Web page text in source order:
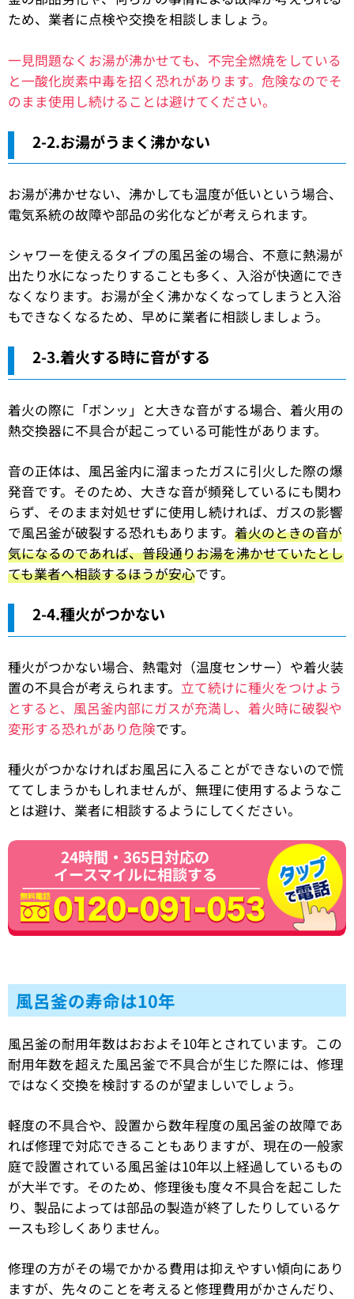
ため、業者に点検や交換を相談しましょう。
一見問題なくお湯が沸かせても、不完全燃焼をしている
と一酸化炭素中毒を招く恐れがあります。危険なのでそ
のまま使用し続けることは避けてください。
2-2.お湯がうまく沸かない
お湯が沸かせない、沸かしても温度が低いという場合、
電気系統の故障や部品の劣化などが考えられます。
シャワーを使えるタイプの風呂釜の場合、不意に熱湯が
出たり水になったりすることも多く、入浴が快適にでき
なくなります。お湯が全く沸かなくなってしまうと入浴
もできなくなるため、早めに業者に相談しましょう。
2-3.着火する時に音がする
着火の際に「ボンッ」と大きな音がする場合、着火用の
熱交換器に不具合が起こっている可能性があります。
音の正体は、風呂釜内に溜まったガスに引火した際の爆
発音です。そのため、大きな音が頻発しているにも関わ
らず、そのまま対処せずに使用し続ければ、ガスの影響
で風呂釜が破裂する恐れもあります。 着火のときの音が
気になるのであれば、普段通りお湯を沸かせていたとし
ても業者へ相談するほうが安心です。
2-4.種火がつかない
種火がつかない場合、熱電対（温度センサー）や着火装
置の不具合が考えられます。 立て続けに種火をつけよう
とすると、風呂釜内部にガスが充満し、着火時に破裂や
変形する恐れがあり危険です。
種火がつかなければお風呂に入ることができないので慌
ててしまうかもしれませんが、無理に使用するようなこ
とは避け、業者に相談するようにしてください。
24時間・365日対応の
イースマイルに相談する
風呂釜の寿命は10年
風呂釜の耐用年数はおおよそ10年とされています。この
耐用年数を超えた風呂釜で不具合が生じた際には、修理
ではなく交換を検討するのが望ましいでしょう。
軽度の不具合や、設置から数年程度の風呂釜の故障であ
れば修理で対応できることもありますが、現在の一般家
庭で設置されている風呂釜は10年以上経過しているもの
が大半です。そのため、修理後も度々不具合を起こした
り、製品によっては部品の製造が終了したりしているケ
ースも珍しくありません。
修理の方がその場でかかる費用は抑えやすい傾向にあり
ますが、先々のことを考えると修理費用がかさんだり、